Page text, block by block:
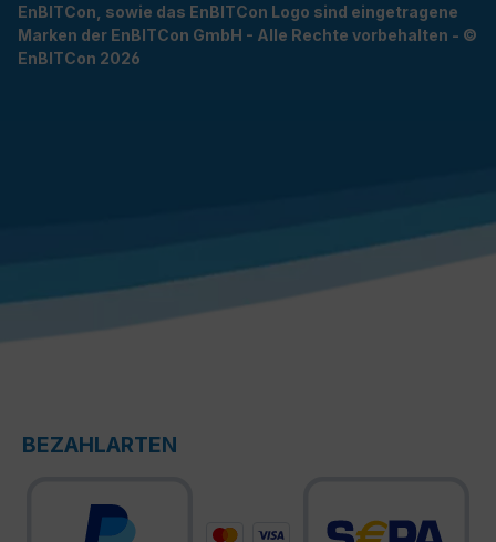
EnBITCon, sowie das EnBITCon Logo sind eingetragene
Marken der EnBITCon GmbH - Alle Rechte vorbehalten - ©
EnBITCon 2026
BEZAHLARTEN